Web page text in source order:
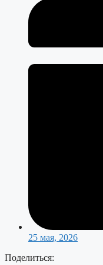
25 мая, 2026
Поделиться: